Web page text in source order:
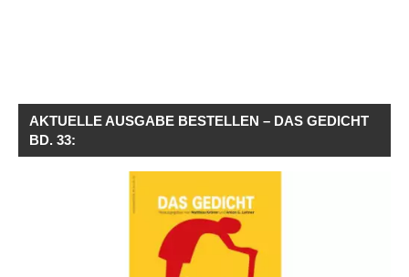
AKTUELLE AUSGABE BESTELLEN – DAS GEDICHT
BD. 33: